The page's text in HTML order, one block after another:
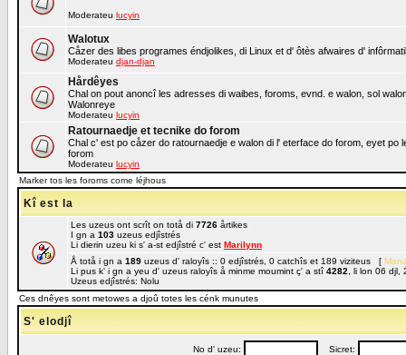
Moderateu lucyin
Walotux
Cåzer des libes programes éndjolikes, di Linux et d' ôtès afwaires d'
Moderateu djan-djan
Hårdêyes
Chal on pout anoncî les adresses di waibes, foroms, evnd. e walon, sol
Walonreye
Moderateu lucyin
Ratournaedje et tecnike do forom
Chal c' est po cåzer do ratournaedje e walon di l' eterface do forom, eyet
forom
Moderateu lucyin
Marker tos les foroms come léjhous
Kî est la
Les uzeus ont scrît on totå di 7726 årtikes
I gn a 103 uzeus edjîstrés
Li dierin uzeu ki s' a-st edjîstré c' est Marilynn
Å totå i gn a 189 uzeus d' raloyîs :: 0 edjîstrés, 0 catchîs et 189 viziteus [
Li pus k' i gn a yeu d' uzeus raloyîs å minme moumint ç' a stî 4282 , li lon 06
Uzeus edjîstrés: Nolu
Ces dnêyes sont metowes a djoû totes les cénk munutes
S' elodjî
No d' uzeu: Sicret: